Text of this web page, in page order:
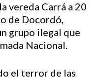
vereda Carrá a 20
de Docordó,
grupo ilegal que
Nacional.
el terror de las